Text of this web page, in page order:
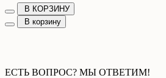
В КОРЗИНУ
В корзину
ЕСТЬ ВОПРОС? МЫ ОТВЕТИМ!